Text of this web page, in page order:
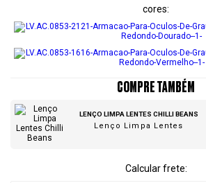
cores
COMPRE TAMBÉM
LENÇO LIMPA LENTES CHILLI BEANS
Lenço Limpa Lentes
Calcular frete: